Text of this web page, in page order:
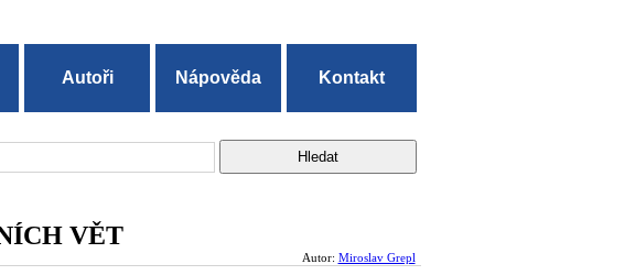
Autoři Nápověda Kontakt
VĚT
Autor: Miroslav Grepl